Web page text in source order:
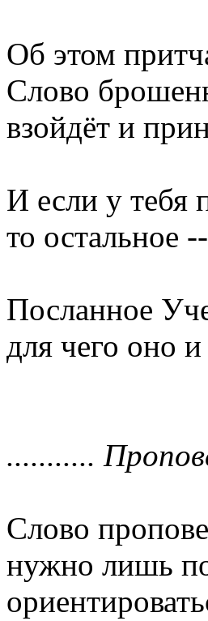
Об этом
Слово
взойдёт и
И если у тебя
то остальное
Посланное
для чего оно
...........
Слово
нужно лишь